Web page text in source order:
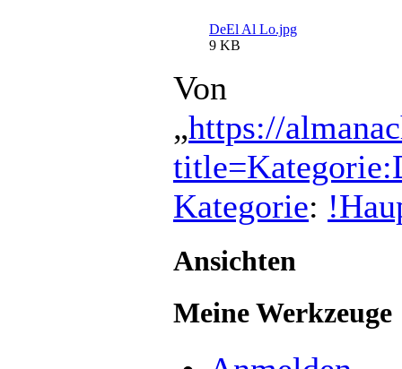
DeEl Al Lo.jpg
9 KB
Von
„https://
Kategorie:
Ansichten
Meine Werkzeuge